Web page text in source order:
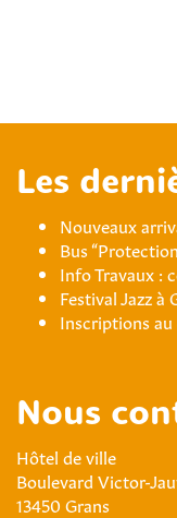
Les
Nouveaux
Bus
Info Travaux :
Festival Jazz à
Inscriptions
Nous
Hôtel de ville
Boulevard Victor-
13450 Grans